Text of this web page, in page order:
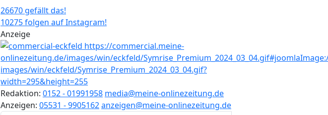
26670 gefällt das!
10275 folgen auf Instagram!
Anzeige
Redaktion: 0152 - 01991958 media@meine-onlinezeitung.de
Anzeigen: 05531 - 9905162anzeigen@meine-onlinezeitung.de